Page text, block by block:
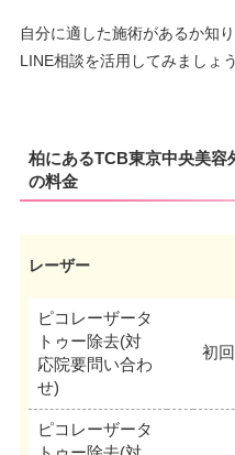
自分に適した施術があるか知
LINE相談を活用してみましょ
柏にあるTCB東京中央美容
の料金
レーザー
ピコレーザータ
トゥー除去(対
応院要問い合わ
せ)
初
ピコレーザータ